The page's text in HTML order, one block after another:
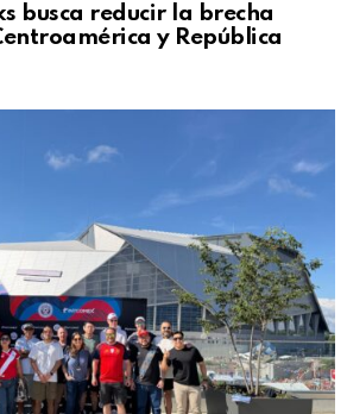
busca reducir la brecha
y República